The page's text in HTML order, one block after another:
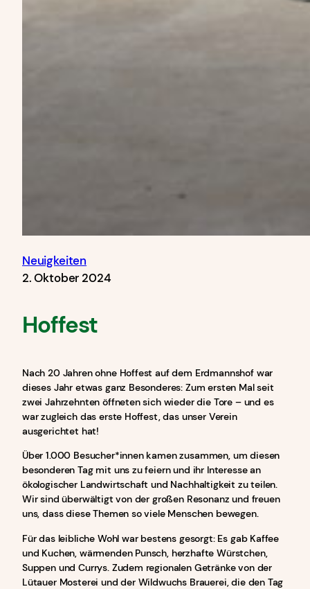
Neuigkeiten
2. Oktober 2024
Hoffest
Nach 20 Jahren ohne Hoffest auf dem Erdmannshof war
dieses Jahr etwas ganz Besonderes: Zum ersten Mal seit
zwei Jahrzehnten öffneten sich wieder die Tore – und es
war zugleich das erste Hoffest, das unser Verein
ausgerichtet hat!
Über 1.000 Besucher*innen kamen zusammen, um diesen
besonderen Tag mit uns zu feiern und ihr Interesse an
ökologischer Landwirtschaft und Nachhaltigkeit zu teilen.
Wir sind überwältigt von der großen Resonanz und freuen
uns, dass diese Themen so viele Menschen bewegen.
Für das leibliche Wohl war bestens gesorgt: Es gab Kaffee
und Kuchen, wärmenden Punsch, herzhafte Würstchen,
Suppen und Currys. Zudem regionalen Getränke von der
Lütauer Mosterei und der Wildwuchs Brauerei, die den Tag